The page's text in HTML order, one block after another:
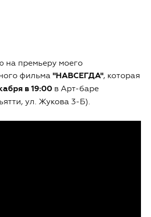
на премьеру моего
фильма "НАВСЕГДА", которая
в 19:00 в Арт-баре
ул. Жукова 3-Б).